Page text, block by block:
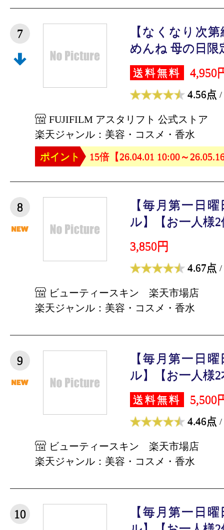
7
【なくなり次
めんね 母の日限
送料無料 4,950
4.56点 /
FUJIFILM アスタリフト 公式ストア
楽天ジャンル：美容・コスメ・香水
ポイント
15倍【26.04.01 10:00～
8
【毎月第一日
ル】【お一人様
3,850円
4.67点 /
ビューティースキン 楽天市場店
楽天ジャンル：美容・コスメ・香水
9
【毎月第一日
ル】【お一人様
送料無料 5,500
4.46点 /
ビューティースキン 楽天市場店
楽天ジャンル：美容・コスメ・香水
10
【毎月第一日